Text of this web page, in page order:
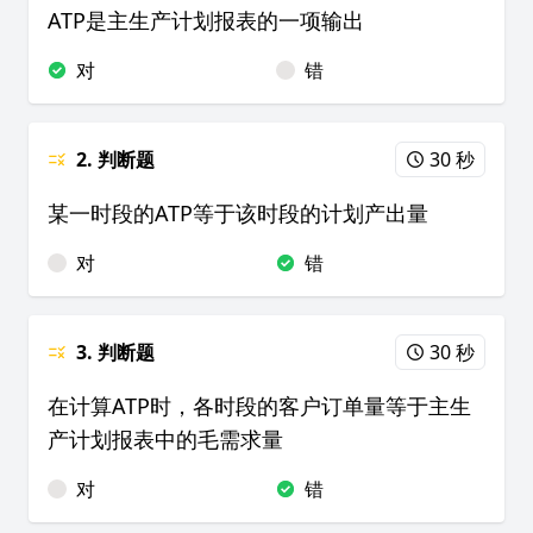
ATP是主生产计划报表的一项输出
对 错
2. 判断题 30 秒
某一时段的ATP等于该时段的计划产出量
对 错
3. 判断题 30 秒
在计算ATP时，各时段的客户订单量等于主生
产计划报表中的毛需求量
对 错